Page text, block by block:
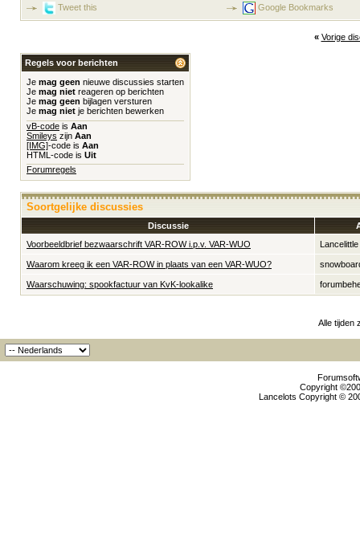
Tweet this
Google Bookmarks
« Vorige
Regels voor berichten
Je mag geen nieuwe discussies starten
Je mag niet reageren op berichten
Je mag geen bijlagen versturen
Je mag niet je berichten bewerken
vB-code is Aan
Smileys zijn Aan
[IMG]-code is Aan
HTML-code is Uit
Forumregels
Soortgelijke discussies
Discussie
Voorbeeldbrief bezwaarschrift VAR-ROW i.p.v. VAR-WUO
Lancelittle
Waarom kreeg ik een VAR-ROW in plaats van een VAR-WUO?
Waarschuwing: spookfactuur van KvK-lookalike
Alle tijden
Copyright
Lancelots Copyright ©